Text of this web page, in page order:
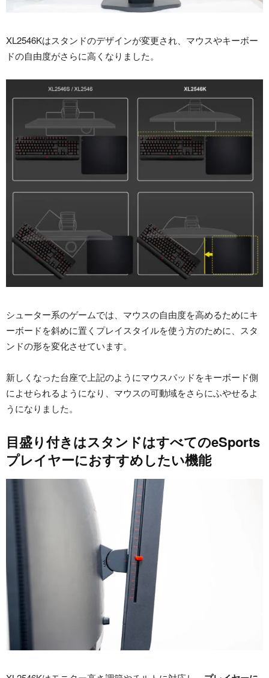
XL2546Kはスタンドのデザインが変更され、マウスやキーボー
ドの自由度がさらに高くなりました。
シューター系のゲームでは、マウスの自由度を高めるためにキ
ーボードを斜めに置くプレイスタイルを使う方のために、スタ
ンドの形を変化させています。
新しくなった台座で上記のようにマウスパッドをキーボード側
によせられるようになり、マウスの可動域をさらにふやせるよ
うになりました。
目盛り付きはスタンドはすべてのeSports
プレイヤーにおすすめしたい機能